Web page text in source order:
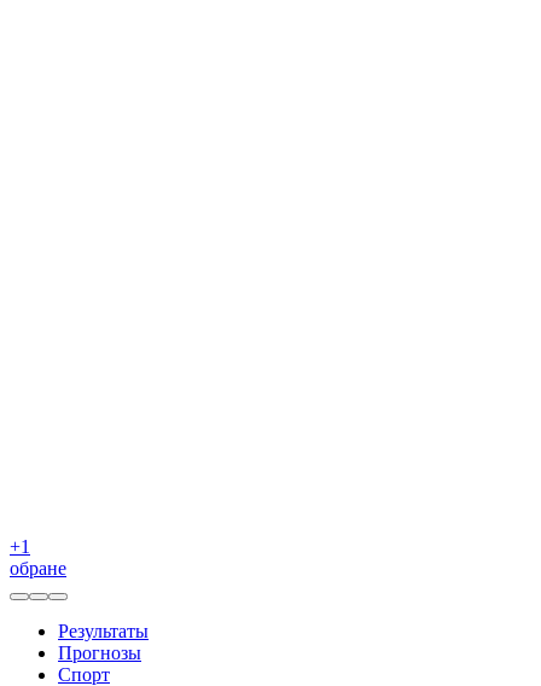
+1
обране
Результаты
Прогнозы
Спорт